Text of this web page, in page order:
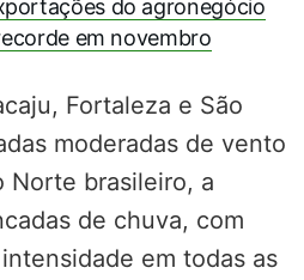
do agronegócio
em novembro
Fortaleza e São
moderadas de vento
Norte brasileiro, a
de chuva, com
em todas as